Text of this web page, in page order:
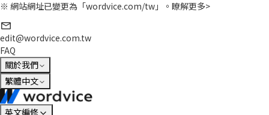
※ 網站網址已變更為「wordvice.com/tw」。 瞭解更多>
edit@wordvice.com.tw
FAQ
關於我們
繁體中文
英文編修